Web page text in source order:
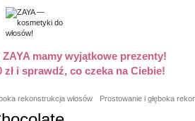
mamy wyjątkowe prezenty!
zł i sprawdź, co czeka na Ciebie!
rekonstrukcja włosów Prostowanie i głęboka